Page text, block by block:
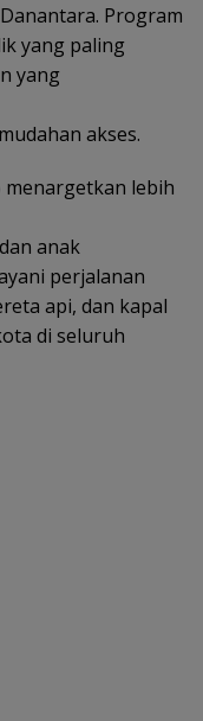
Program
yang paling
yang
akses.
menargetkan lebih
anak
perjalanan
api, dan kapal
di seluruh